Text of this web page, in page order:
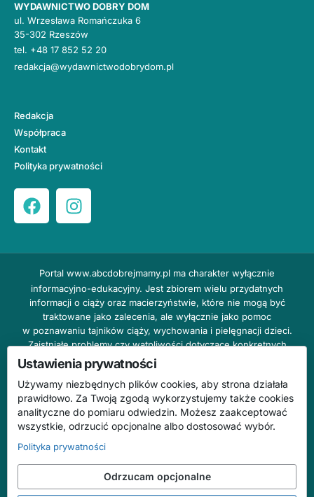
WYDAWNICTWO DOBRY DOM
ul. Wrzesława Romańczuka 6
35-302 Rzeszów
tel. +48 17 852 52 20
redakcja@wydawnictwodobrydom.pl
Redakcja
Współpraca
Kontakt
Polityka prywatności
Portal www.abcdobrejmamy.pl ma charakter wyłącznie
informacyjno-edukacyjny. Jest zbiorem wielu przydatnych
informacji o ciąży oraz macierzyństwie, które nie mogą być
traktowane jako zalecenia, ale wyłącznie jako pomoc
w poznawaniu tajników ciąży, wychowania i pielęgnacji dzieci.
Zaistniałe problemy czy wątpliwości dotyczące konkretnych
przypadków należy bezzwłocznie konsultować z prowadzącym
lekarzem ginekologiem lub innym stosownym specjalistą w danej
dziedzinie. DOBRY DOM nie odpowiada za treść reklam,
nie ponosi również żadnych konsekwencji prawnych ani
odpowiedzialności za następstwa mogące wyniknąć na skutek
zastosowania podanych informacji bez wcześniejszej konsultacji
Na stronie abcdobrejmamy.pl mogą występować wpisy
o charakterze reklamowym.
Ustawienia prywatności
Używamy niezbędnych plików cookies, aby strona działała
prawidłowo. Za Twoją zgodą wykorzystujemy także cookies
analityczne do pomiaru odwiedzin. Możesz zaakceptować
wszystkie, odrzucić opcjonalne albo dostosować wybór.
Polityka prywatności
Odrzucam opcjonalne